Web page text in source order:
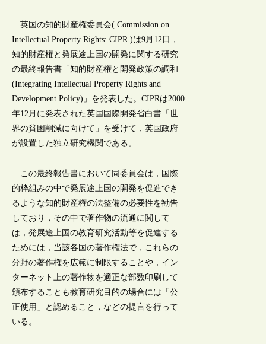
英国の知的財産権委員会( Commission on
Intellectual Property Rights: CIPR )は9月12日，
知的財産権と発展途上国の開発に関する研究
の最終報告書「知的財産権と開発政策の調和
(Integrating Intellectual Property Rights and
Development Policy)」を発表した。CIPRは2000
年12月に発表された英国国際開発省白書「世
界の貧困削減に向けて」を受けて，英国政府
が設置した独立研究機関である。
この最終報告書において同委員会は，国際
的枠組みの中で発展途上国の開発を促進でき
るような知的財産権の法整備の必要性を勧告
しており，その中で著作物の流通に関して
は，発展途上国の教育研究活動等を促進する
ためには，当該各国の著作権法で，これらの
分野の著作権を広範に制限することや，イン
ターネット上の著作物を適正な部数印刷して
頒布することも教育研究目的の場合には「公
正使用」と認めること，などの提言を行って
いる。